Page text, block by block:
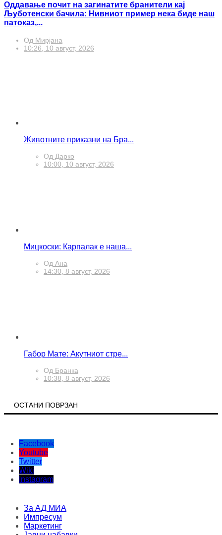
Оддавање почит на загинатите бранители кај
Љуботенски бачила: Нивниот пример нека биде наш
патоказ,...
Од Мирјана
10:26, 10 август, 2026
Животните приказни на Бра...
Од Дарко
10:00, 10 август, 2026
Мицкоски: Карпалак е наша...
Од Ана
14:30, 8 август, 2026
Габор Мате: Акутниот стре...
Од Бранка
10:38, 8 август, 2026
ОСТАНИ ПОВРЗАН
Facebook
Youtube
Twitter
Wiki
Instagram
За АД МИА
Импресум
Маркетинг